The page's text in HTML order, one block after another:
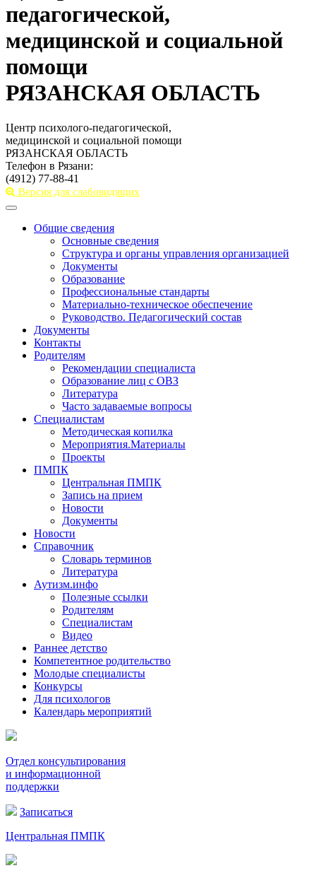
педагогической,
медицинской и социальной
помощи
РЯЗАНСКАЯ ОБЛАСТЬ
Центр психолого-педагогической,
медицинской и социальной помощи
РЯЗАНСКАЯ ОБЛАСТЬ
Телефон в Рязани:
(4912) 77-88-41
Версия для слабовидящих
Toggle
navigationОбщие сведения
Основные сведения
Структура и органы управления организацией
Документы
Образование
Профессиональные стандарты
Материально-техническое обеспечение
Руководство. Педагогический состав
Документы
Контакты
Родителям
Рекомендации специалиста
Образование лиц с ОВЗ
Литература
Часто задаваемые вопросы
Специалистам
Методическая копилка
Мероприятия.Материалы
Проекты
ПМПК
Центральная ПМПК
Запись на прием
Новости
Документы
Новости
Справочник
Словарь терминов
Литература
Аутизм.инфо
Полезные ссылки
Родителям
Специалистам
Видео
Раннее детство
Компетентное родительство
Молодые специалисты
Конкурсы
Для психологов
Календарь мероприятий
Отдел консультирования
и информационной
поддержки
Записаться
Центральная ПМПК